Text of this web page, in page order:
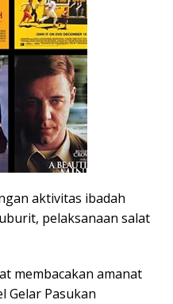
aktivitas ibadah
pelaksanaan salat
membacakan amanat
Gelar Pasukan